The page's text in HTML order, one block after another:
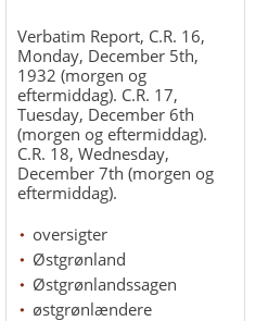
Verbatim Report, C.R. 16,
Monday, December 5th,
1932 (morgen og
eftermiddag). C.R. 17,
Tuesday, December 6th
(morgen og eftermiddag).
C.R. 18, Wednesday,
December 7th (morgen og
eftermiddag).
oversigter
Østgrønland
Østgrønlandssagen
østgrønlændere